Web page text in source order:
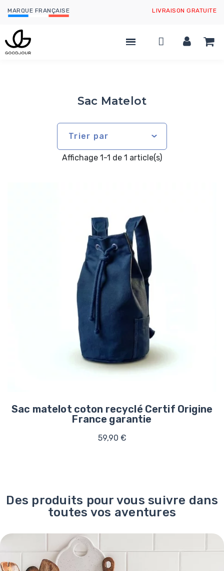
MARQUE FRANÇAISE LIVRAISON GRATUITE
Sac Matelot
Trier par
Affichage 1-1 de 1 article(s)
Sac matelot coton recyclé Certif Origine
France garantie
59,90 €
Des produits pour vous suivre dans
toutes vos aventures